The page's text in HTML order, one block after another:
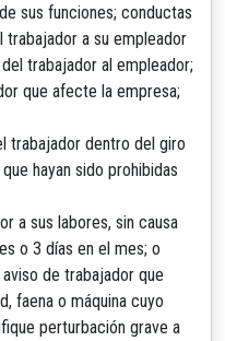
sus funciones; conductas
trabajador a su empleador
trabajador al empleador;
que afecte la empresa;
trabajador dentro del giro
hayan sido prohibidas
a sus labores, sin causa
o 3 días en el mes; o
de trabajador que
faena o máquina cuyo
perturbación grave a